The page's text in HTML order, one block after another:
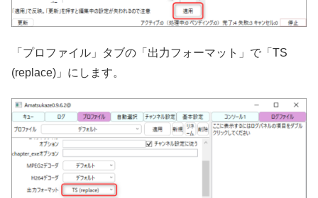
「プロファイル」タブの「出力フォーマット」で「TS
(replace)」にします。